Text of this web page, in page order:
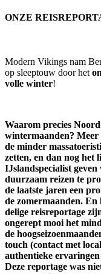
ONZE
Modern Vikings nam
op sleeptouw door het
volle winter!
Waarom precies
wintermaanden?
de minder
zetten, en dan nog het
IJslandspecialist
duurzaam reizen te
de laatste jaren een
de zomermaanden. En
delige reisreportage
ongerept mooi het
de
touch (contact met
authentieke
Deze reportage was